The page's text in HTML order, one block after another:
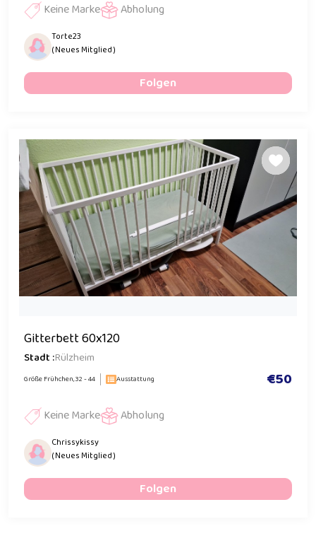
Keine Marke Abholung
Torte23
( Neues Mitglied )
Folgen
Gitterbett 60x120
Stadt :Rülzheim
Größe Frühchen, 32 - 44 Ausstattung €50
Keine Marke Abholung
Chrissykissy
( Neues Mitglied )
Folgen